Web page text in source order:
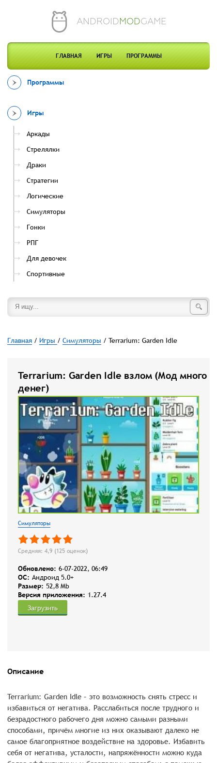
ANDROIDMODGAME
ГЛАВНАЯ ИГРЫ ПРОГРАММЫ
Программы
Игры
Аркады
Стрелялки
Драки
Стратегии
Логические
Симуляторы
Гонки
РПГ
Для девочек
Спортивные
Главная / Игры / Симуляторы / Terrarium: Garden Idle
Terrarium: Garden Idle взлом (Мод много
денег)
Симуляторы
Средняя: 4,9 (125 оценок)
Обновлено: 6-07-2022, 06:49
OC: Андроид 5.0+
Размер: 52,8 Mb
Версия приложения: 1.27.4
Загрузить
Описание
Terrarium: Garden Idle – это возможность снять стресс и
избавиться от негатива. Расслабиться после трудного и
безрадостного рабочего дня можно самыми разными
способами, причём многие из них оказывают далеко не
самое благоприятное воздействие на здоровье. Избавить
себя от негатива, усталости, напряжённости можно куда